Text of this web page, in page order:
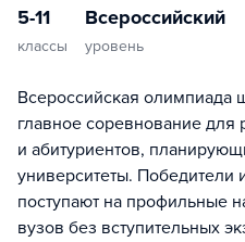
5-11
классы
Всероссийский
уровень
Всероссийская олимпиада
главное соревнование для
и абитуриентов,
университеты.
поступают на профильные
вузов без вступительных